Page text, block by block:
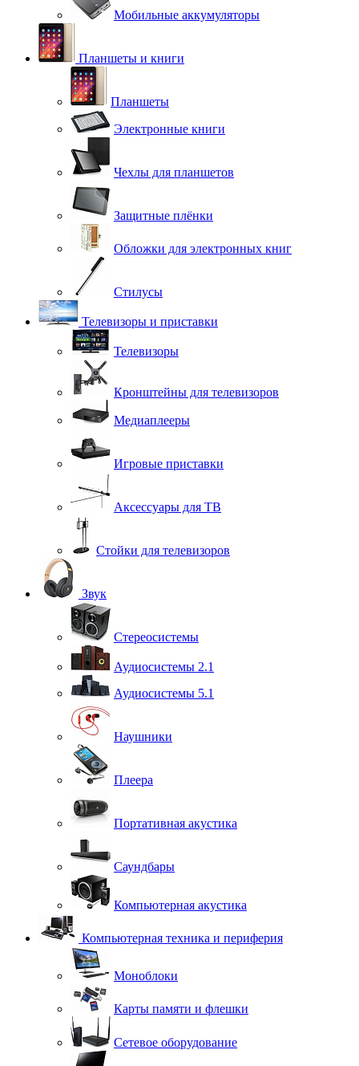
Мобильные аккумуляторы
Планшеты и книги
Планшеты
Электронные книги
Чехлы для планшетов
Защитные плёнки
Обложки для электронных книг
Стилусы
Телевизоры и приставки
Телевизоры
Кронштейны для телевизоров
Медиаплееры
Игровые приставки
Аксессуары для ТВ
Стойки для телевизоров
Звук
Стереосистемы
Аудиосистемы 2.1
Аудиосистемы 5.1
Наушники
Плеера
Портативная акустика
Саундбары
Компьютерная акустика
Компьютерная техника и периферия
Моноблоки
Карты памяти и флешки
Сетевое оборудование